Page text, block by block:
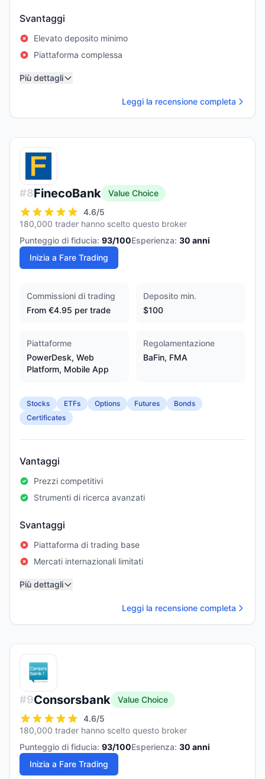
Svantaggi
Elevato deposito minimo
Piattaforma complessa
Più dettagli
Leggi la recensione completa
#8FinecoBank
Value Choice
4.6/5
180,000 trader hanno scelto questo broker
Punteggio di fiducia: 93/100Esperienza: 30 anni
Inizia a Fare Trading
Commissioni di trading
From €4.95 per trade
Deposito min.
$100
Piattaforme
PowerDesk, Web
Platform, Mobile App
Regolamentazione
BaFin, FMA
Stocks ETFs Options Futures
Bonds
Certificates
Vantaggi
Prezzi competitivi
Strumenti di ricerca avanzati
Svantaggi
Piattaforma di trading base
Mercati internazionali limitati
Più dettagli
Leggi la recensione completa
#9Consorsbank
Value Choice
4.6/5
180,000 trader hanno scelto questo broker
Punteggio di fiducia: 93/100Esperienza: 30 anni
Inizia a Fare Trading